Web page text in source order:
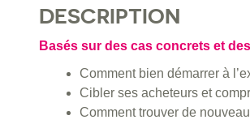
DESCRIPTION
Basés sur des cas concrets et
Comment bien démarrer à
Cibler ses acheteurs et
Comment trouver de